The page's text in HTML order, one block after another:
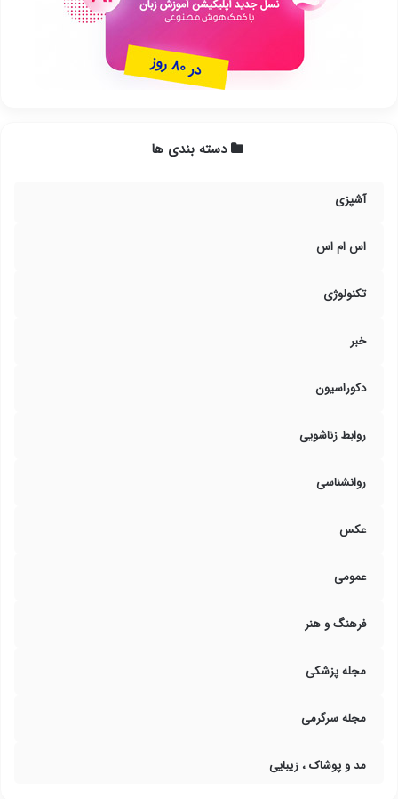
دسته بندی ها
آشپزی
اس ام اس
تکنولوژی
خبر
دکوراسیون
روابط زناشویی
روانشناسی
عکس
عمومی
فرهنگ و هنر
مجله پزشکی
مجله سرگرمی
مد و پوشاک ، زیبایی